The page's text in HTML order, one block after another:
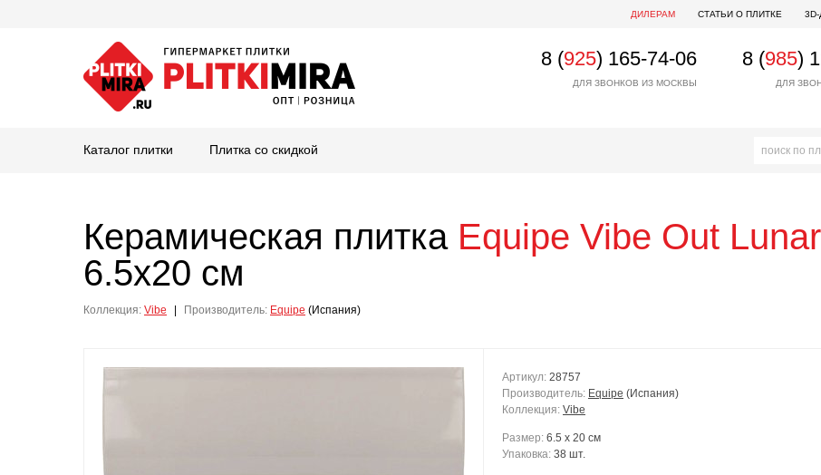
ДИЛЕРАМ СТАТЬИ О ПЛИТКЕ
8 (925) 165-74-06
ДЛЯ ЗВОНКОВ ИЗ МОСКВЫ
8 (985)
ДЛЯ
Каталог плитки Плитка со скидкой
Керамическая плитка Equipe Vibe Out
6.5x20 см
Коллекция: Vibe Производитель: Equipe (Испания)
Артикул: 28757
Производитель: Equipe (Испания)
Коллекция: Vibe
Размер: 6.5 x 20 см
Упаковка: 38 шт.